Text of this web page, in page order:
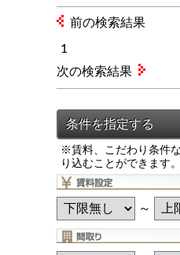
前の検索結果
1
※賃料、こだわり条件
り込むことができます。
～